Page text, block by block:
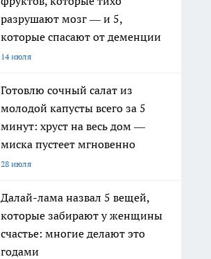
разрушают мозг — и 5,
которые спасают от деменции
14 июля
Готовлю сочный салат из
молодой капусты всего за 5
минут: хруст на весь дом —
миска пустеет мгновенно
28 июля
Далай-лама назвал 5 вещей,
которые забирают у женщины
счастье: многие делают это
годами